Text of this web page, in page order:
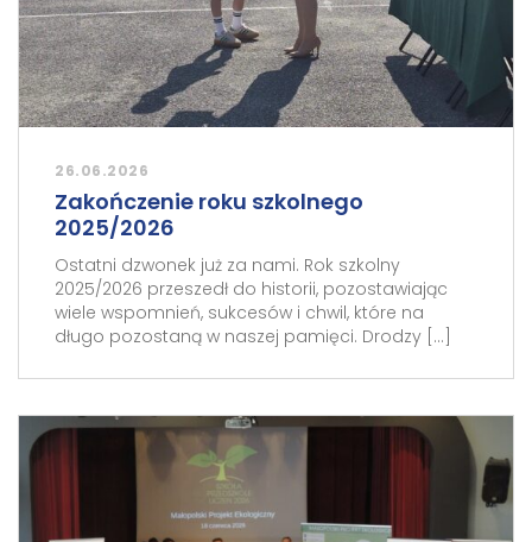
26.06.2026
Zakończenie roku szkolnego
2025/2026
Ostatni dzwonek już za nami. Rok szkolny
2025/2026 przeszedł do historii, pozostawiając
wiele wspomnień, sukcesów i chwil, które na
długo pozostaną w naszej pamięci. Drodzy […]